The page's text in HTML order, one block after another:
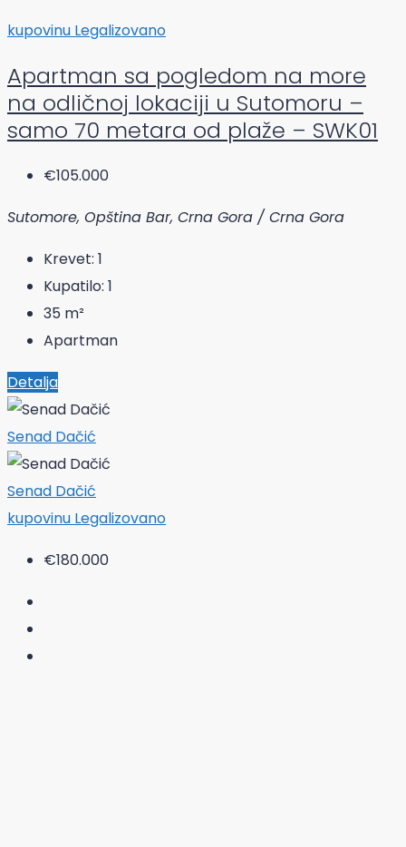
kupovinu Legalizovano
Apartman sa pogledom na more
na odličnoj lokaciji u Sutomoru –
samo 70 metara od plaže – SWK01
€105.000
Sutomore, Opština Bar, Crna Gora / Crna Gora
Krevet: 1
Kupatilo: 1
35 m²
Apartman
Detalja
Senad Dačić
Senad Dačić
kupovinu Legalizovano
€180.000